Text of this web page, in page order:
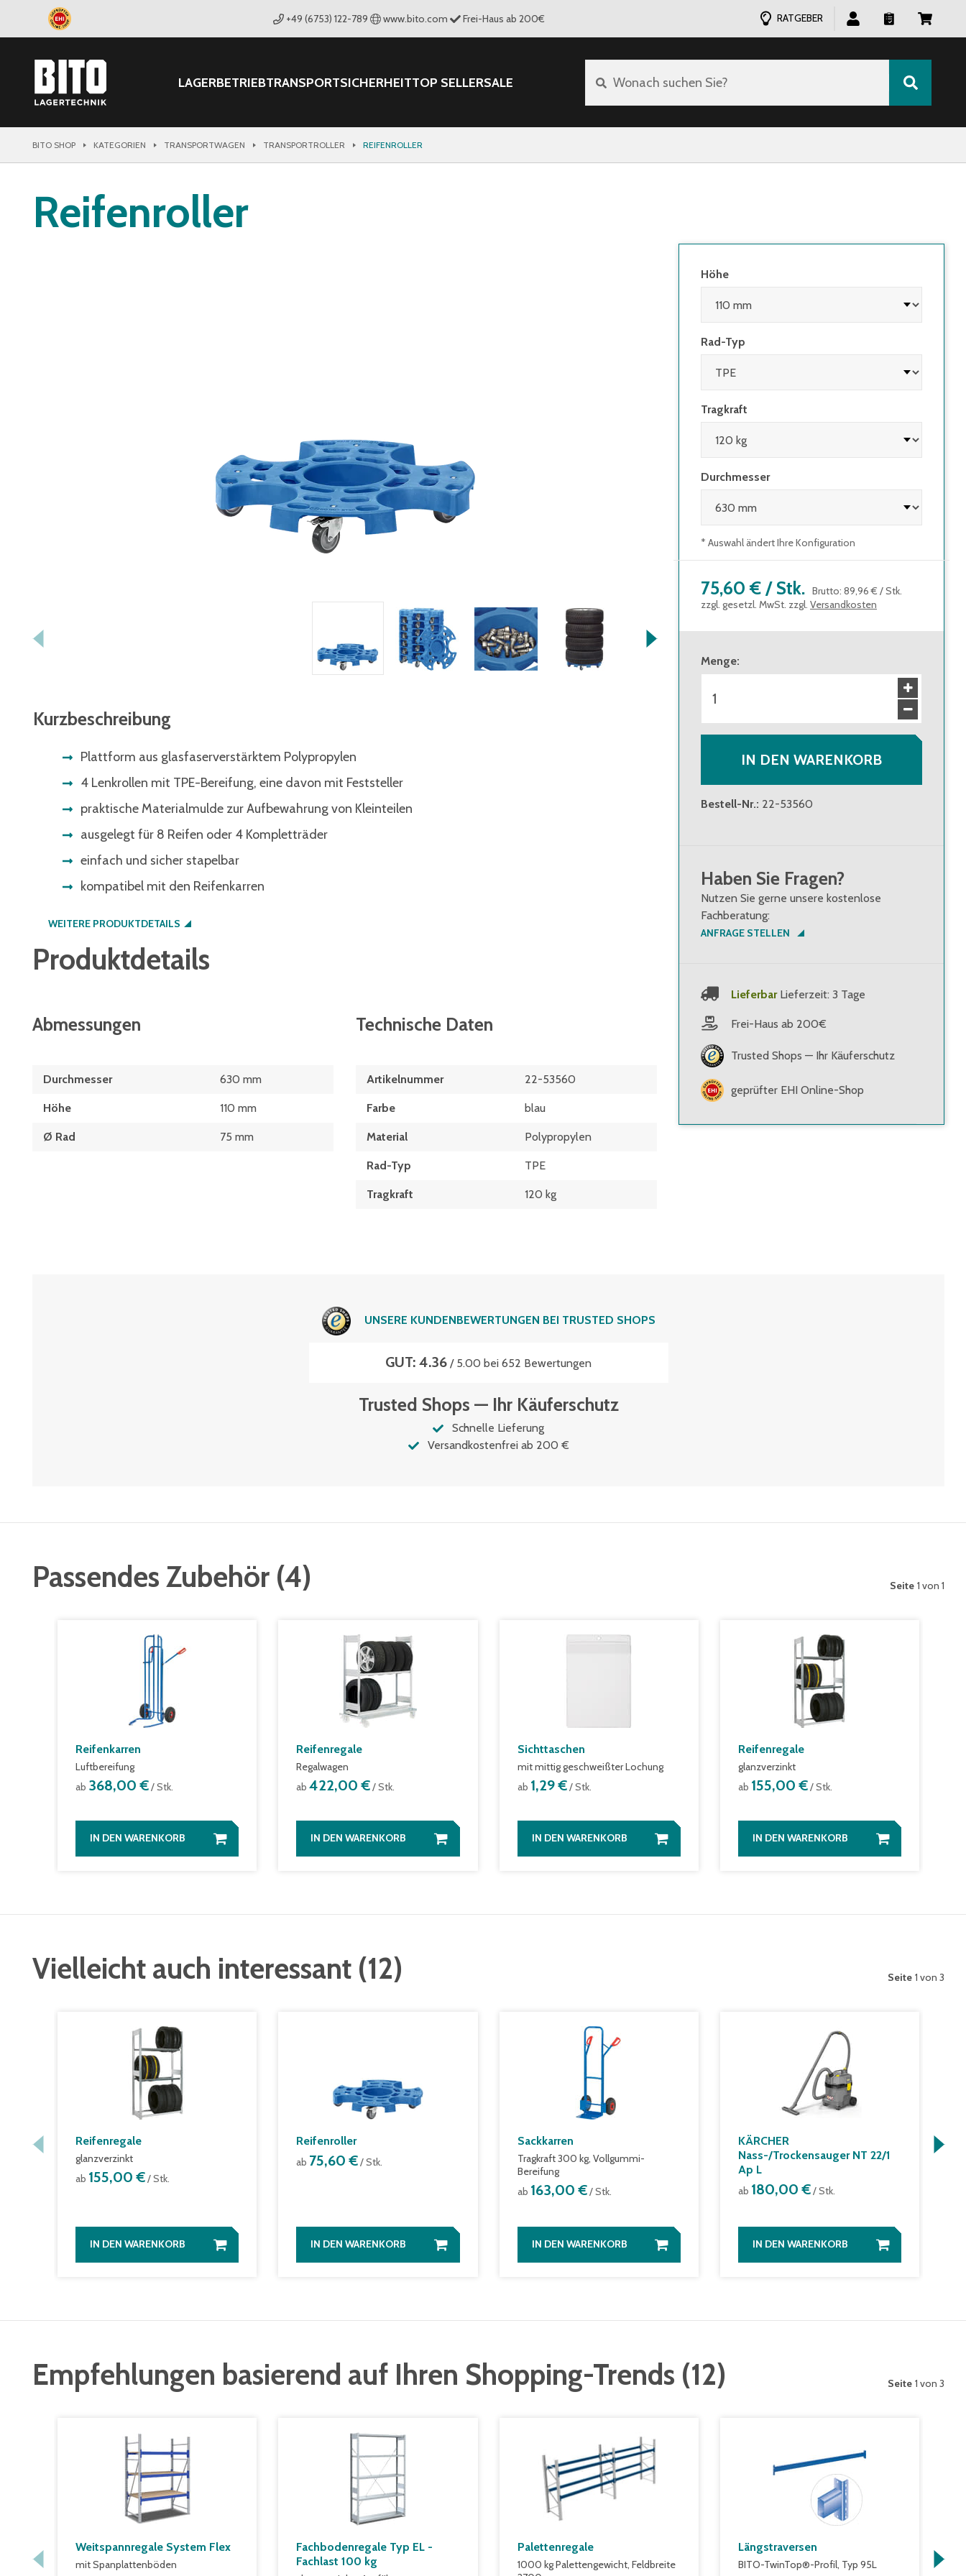
+49 (6753) 122-789 www.bito.com Frei-Haus ab 200€ RATGEBER
LAGERBETRIEBTRANSPORTSICHERHEITTOP SELLERSALE Wonach suchen Sie?
BITO SHOP KATEGORIEN TRANSPORTWAGEN TRANSPORTROLLER REIFENROLLER
Reifenroller
Kurzbeschreibung
Plattform aus glasfaserverstärktem Polypropylen
4 Lenkrollen mit TPE-Bereifung, eine davon mit Feststeller
praktische Materialmulde zur Aufbewahrung von Kleinteilen
ausgelegt für 8 Reifen oder 4 Kompletträder
einfach und sicher stapelbar
kompatibel mit den Reifenkarren
WEITERE PRODUKTDETAILS
Produktdetails
Abmessungen
Durchmesser 630 mm
Höhe 110 mm
Ø Rad 75 mm
Technische Daten
Artikelnummer 22-53560
Farbe blau
Material Polypropylen
Rad-Typ TPE
Tragkraft 120 kg
Höhe
Rad-Typ
Tragkraft
Durchmesser
* Auswahl ändert Ihre Konfiguration
75,60 € / Stk. Brutto: 89,96 € /Stk.
zzgl. gesetzl. MwSt. zzgl. Versandkosten
Menge:
IN DEN WARENKORB
Bestell-Nr.: 22-53560
Haben Sie Fragen?
Nutzen Sie gerne unsere kostenlose
Fachberatung:
ANFRAGE STELLEN
Lieferbar Lieferzeit: 3 Tage
Frei-Haus ab 200€
Trusted Shops — Ihr Käuferschutz
geprüfter EHI Online-Shop
UNSERE KUNDENBEWERTUNGEN BEI TRUSTED SHOPS
GUT: 4.36 / 5.00 bei 652 Bewertungen
Trusted Shops — Ihr Käuferschutz
Schnelle Lieferung
Versandkostenfrei ab 200 €
Passendes Zubehör (4) Seite 1 von 1
Reifenkarren
Luftbereifung
ab 368,00 €/ Stk.
IN DEN WARENKORB
Reifenregale
Regalwagen
ab422,00 €/ Stk.
IN DEN WARENKORB
Sichttaschen
mit mittig geschweißter Lochung
ab 1,29 €/ Stk.
IN DEN WARENKORB
Reifenregale
glanzverzinkt
ab 155,00 €/ Stk.
IN DEN WARENKORB
Vielleicht auch interessant (12) Seite 1 von 3
Reifenregale
glanzverzinkt
ab 155,00 €/ Stk.
IN DEN WARENKORB
Reifenroller
ab 75,60 €/ Stk.
IN DEN WARENKORB
Sackkarren
Tragkraft 300 kg, Vollgummi-
Bereifung
ab 163,00 €/ Stk.
IN DEN WARENKORB
KÄRCHER
Nass-/Trockensauger NT 22/1
Ap L
ab 180,00 €/ Stk.
IN DEN WARENKORB
Empfehlungen basierend auf Ihren Shopping-Trends (12) Seite 1 von 3
Weitspannregale System Flex
mit Spanplattenböden
Fachbodenregale Typ EL -
Fachlast 100 kg
Palettenregale
1000 kg Palettengewicht, Feldbreite
Längstraversen
BITO-TwinTop®-Profil, Typ 95L